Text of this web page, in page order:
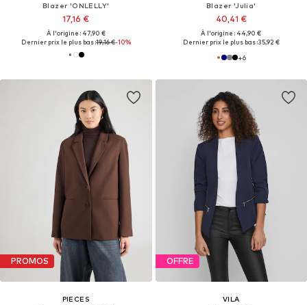
Blazer 'ONLELLY'
17,16 €
À l'origine : 47,90 €
Dernier prix le plus bas :19,16 €-10%
Blazer 'Julia'
40,41 €
À l'origine : 44,90 €
Dernier prix le plus bas :35,92 €
+6
PROMOS
PIECES
OFFRE
VILA